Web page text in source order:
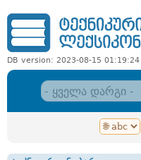
DB version: 2023-08-15 01:19:24